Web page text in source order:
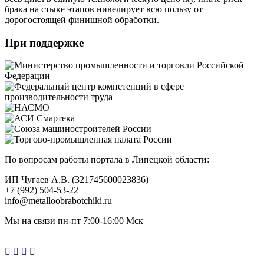
брака на стыке этапов нивелирует всю пользу от
дорогостоящей финишной обработки.
При поддержке
По вопросам работы портала в Липецкой области:
ИП Чугаев А.В. (321745600023836)
+7 (992) 504-53-22
info@metalloobrabotchiki.ru
Мы на связи пн-пт 7:00-16:00 Мск